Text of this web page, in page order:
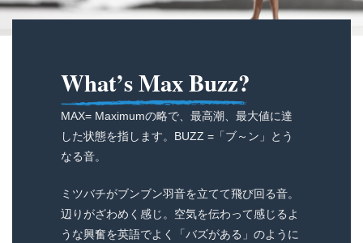
What’s Max Buzz?
MAX= Maximumの略で、最高潮、最大値に達
した状態を指します。BUZZ =「ブ～ン」とう
なる音。
ミツバチがブンブン羽音を立てて飛び回る音。
辺りがざわめく感じ。空気を伝わって感じるよ
うな興奮を英語でよく「バズがある」のように